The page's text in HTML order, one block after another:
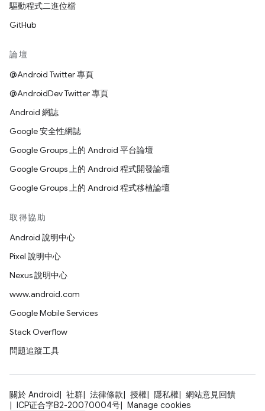
驅動程式二進位檔
GitHub
論壇
@Android Twitter 專頁
@AndroidDev Twitter 專頁
Android 網誌
Google 安全性網誌
Google Groups 上的 Android 平台論壇
Google Groups 上的 Android 程式開發論壇
Google Groups 上的 Android 程式移植論壇
取得協助
Android 說明中心
Pixel 說明中心
Nexus 說明中心
www.android.com
Google Mobile Services
Stack Overflow
問題追蹤工具
關於 Android 社群 法律條款 授權 隱私權
網站意見回饋
ICP证合字B2-20070004号
Manage cookies